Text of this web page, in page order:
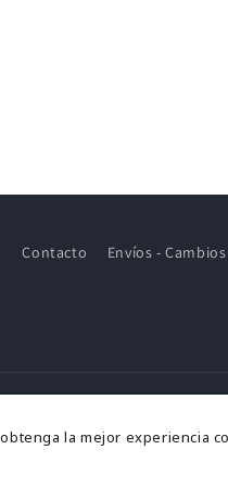
Contacto Envíos -
Formasla mejor experiencia